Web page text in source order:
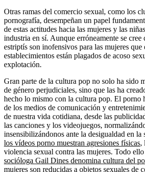
Otras ramas del comercio sexual, como los
pornografía, desempeñan un papel
de estas actitudes hacia las mujeres y las
industria en sí. Aunque erróneamente se cree
estriptís son inofensivos para las mujeres que
establecimientos están plagados de acoso
explotación.
Gran parte de la cultura pop no solo ha sido
de género perjudiciales, sino que las ha
hecho lo mismo con la cultura pop. El porno
de los medios de comunicación y
de nuestra vida cotidiana, desde las
las canciones y los videojuegos,
insensibilizándonos ante la desigualdad en la
los vídeos porno muestran agresiones físicas,
violencia sexual contra las mujeres. Todo
socióloga Gail Dines denomina cultura del
mujeres son reducidas a objetos sexuales de